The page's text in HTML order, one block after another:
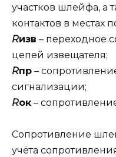
участков шлейфа, а
контактов в местах
Rизв – переходное
цепей извещателя;
Rпр –
сигнализации;
Rок –
Сопротивление
учёта